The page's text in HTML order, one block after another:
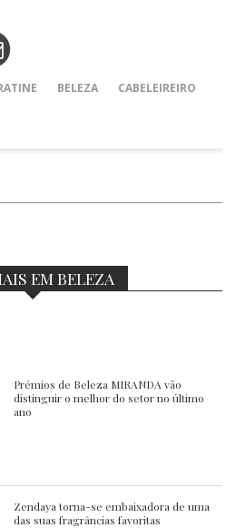
BELEZA
CABELEIREIRO
EM BELEZA
Prémios de Beleza MIRANDA vão
distinguir o melhor do setor no último
ano
Zendaya torna-se embaixadora de uma
das suas fragrâncias favoritas